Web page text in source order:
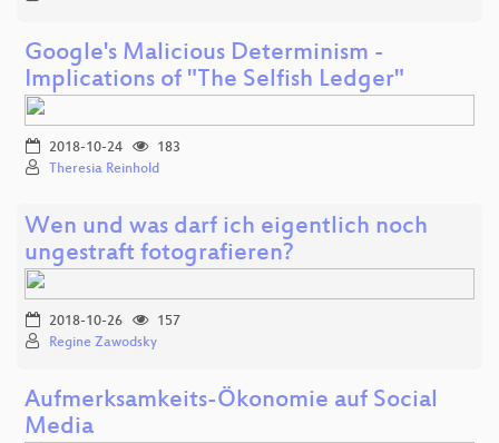
Google's Malicious Determinism -
Implications of "The Selfish Ledger"
2018-10-24
183
Theresia Reinhold
Wen und was darf ich eigentlich noch
ungestraft fotografieren?
2018-10-26
157
Regine Zawodsky
Aufmerksamkeits-Ökonomie auf Social
Media